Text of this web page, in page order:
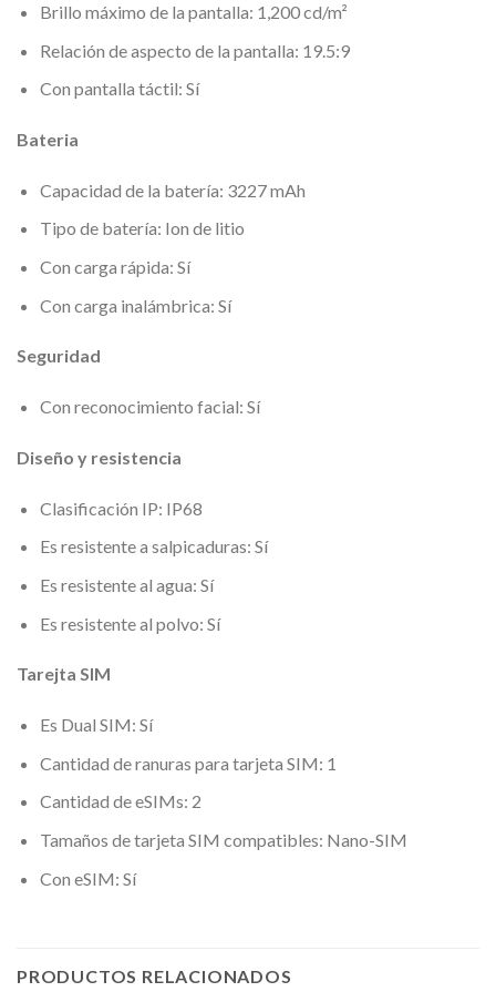
Brillo máximo de la pantalla: 1,200 cd/m²
Relación de aspecto de la pantalla: 19.5:9
Con pantalla táctil: Sí
Bateria
Capacidad de la batería: 3227 mAh
Tipo de batería: Ion de litio
Con carga rápida: Sí
Con carga inalámbrica: Sí
Seguridad
Con reconocimiento facial: Sí
Diseño y resistencia
Clasificación IP: IP68
Es resistente a salpicaduras: Sí
Es resistente al agua: Sí
Es resistente al polvo: Sí
Tarejta SIM
Es Dual SIM: Sí
Cantidad de ranuras para tarjeta SIM: 1
Cantidad de eSIMs: 2
Tamaños de tarjeta SIM compatibles: Nano-SIM
Con eSIM: Sí
PRODUCTOS RELACIONADOS